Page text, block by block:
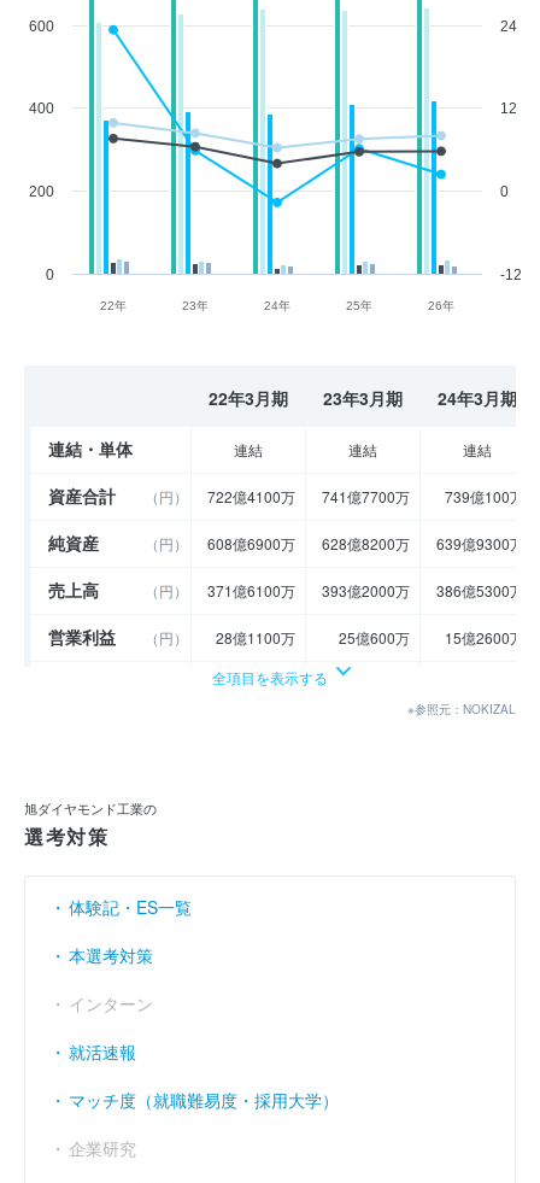
22年 23年 24年 25年 26年
0
200
400
600
-12
0
12
24
22年3月期 23年3月期 24年3月期
連結・単体 連結 連結 連結
資産合計 （円） 722億4100万 741億7700万 739億100万
純資産 （円） 608億6900万 628億8200万 639億9300万
売上高 （円） 371億6100万 393億2000万 386億5300万
営業利益 （円） 28億1100万 25億600万 15億2600万
36億5000万
売上伸び率
営業利益率 （％） 7.56 6.37 3.95
経常利益率 （％）
全項目を表示する
※参照元：NOKIZAL
旭ダイヤモンド工業の
選考対策
体験記・ES一覧
本選考対策
インターン
就活速報
マッチ度（就職難易度・採用大学）
企業研究